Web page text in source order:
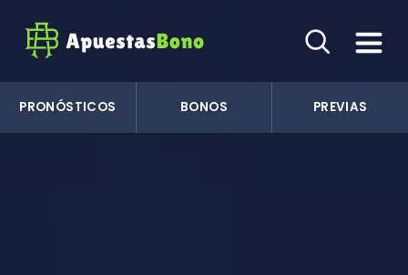
PRONÓSTICOS BONOS PREVIAS